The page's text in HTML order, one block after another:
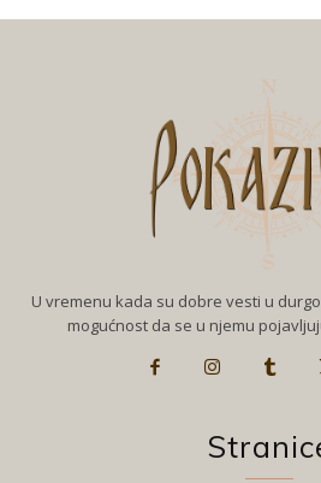
U vremenu kada su dobre vesti u
mogućnost da se u njemu